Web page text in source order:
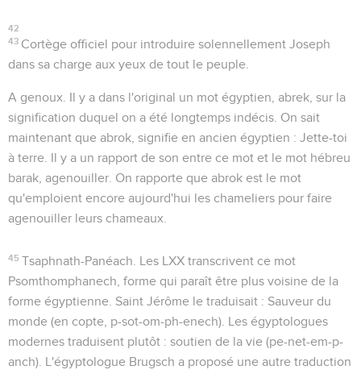
42
43 Cortège officiel pour introduire solennellement Joseph
dans sa charge aux yeux de tout le peuple.
A genoux . Il y a dans l'original un mot égyptien, abrek , sur la
signification duquel on a été longtemps indécis. On sait
maintenant que abrok , signifie en ancien égyptien : Jette-toi
à terre . Il y a un rapport de son entre ce mot et le mot hébreu
barak , agenouiller. On rapporte que abrok est le mot
qu'emploient encore aujourd'hui les chameliers pour faire
agenouiller leurs chameaux.
45 Tsaphnath-Panéach . Les LXX transcrivent ce mot
Psomthomphanech , forme qui paraît être plus voisine de la
forme égyptienne. Saint Jérôme le traduisait : Sauveur du
monde (en copte, p-sot-om-ph-enech). Les égyptologues
modernes traduisent plutôt : soutien de la vie (pe-net-em-p-
anch). L'égyptologue Brugsch a proposé une autre traduction